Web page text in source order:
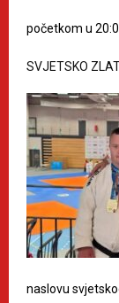
početkom u
SVJETSKO
naslovu